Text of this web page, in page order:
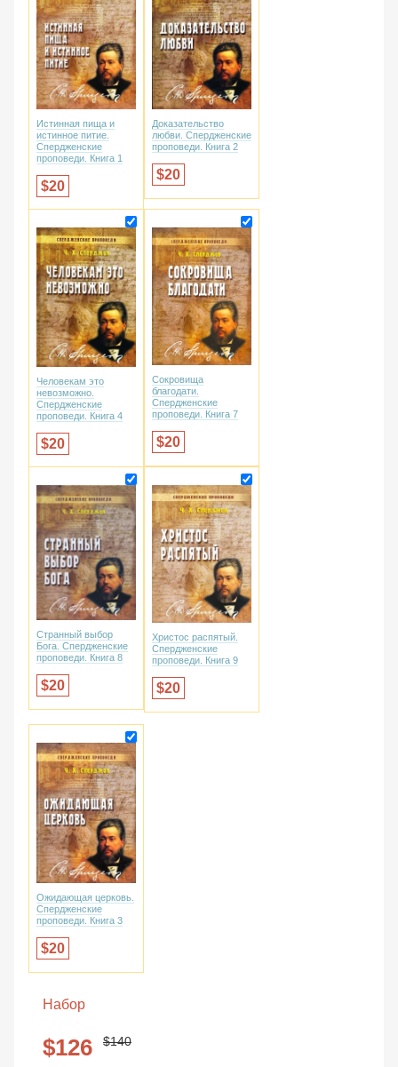
Истинная пища и
истинное питие.
Спердженские
проповеди. Книга 1
20
Доказательство
любви. Спердженские
проповеди. Книга 2
20
Человекам это
невозможно.
Спердженские
проповеди. Книга 4
20
Сокровища
благодати.
Спердженские
проповеди. Книга 7
20
Странный выбор
Бога. Спердженские
проповеди. Книга 8
20
Христос распятый.
Спердженские
проповеди. Книга 9
20
Ожидающая церковь.
Спердженские
проповеди. Книга 3
20
Набор
126 140